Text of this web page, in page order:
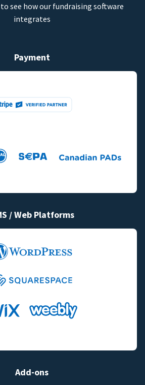
see how our fundraising software
integrates
Payment
/ Web Platforms
Add-ons